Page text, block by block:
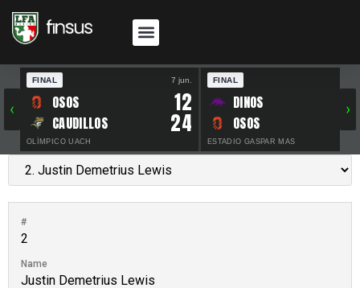
‹
FINAL 7 jun.
OSOS 12
CAUDILLOS 24
OLÍMPICO UACH
FINAL
DINOS
OSOS
ESTADIO GASPAR MAS
›
#
2
Name
Justin Demetrius Lewis